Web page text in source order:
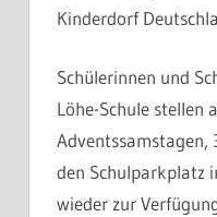
Kinderdorf
Schülerinnen und
Löhe-Schule stellen
Adventssamstagen,
den Schulparkplatz
wieder zur